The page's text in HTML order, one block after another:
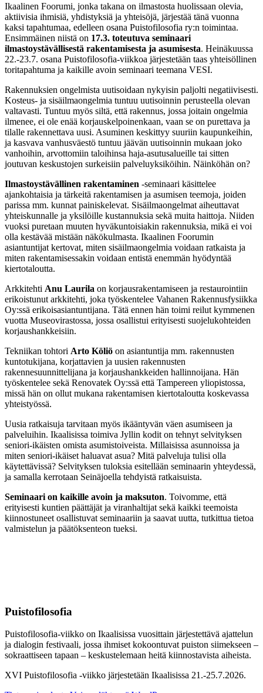
Ikaalinen Foorumi, jonka takana on ilmastosta huolissaan olevia,
aktiivisia ihmisiä, yhdistyksiä ja yhteisöjä, järjestää tänä vuonna
kaksi tapahtumaa, edelleen osana Puistofilosofia ry:n toimintaa.
Ensimmäinen niistä on 17.3. toteutuva seminaari
ilmastoystävällisestä rakentamisesta ja asumisesta. Heinäkuussa
22.-23.7. osana Puistofilosofia-viikkoa järjestetään taas yhteisöllinen
toritapahtuma ja kaikille avoin seminaari teemana VESI.
Rakennuksien ongelmista uutisoidaan nykyisin paljolti negatiivisesti.
Kosteus- ja sisäilmaongelmia tuntuu uutisoinnin perusteella olevan
valtavasti. Tuntuu myös siltä, että rakennus, jossa joitain ongelmia
ilmenee, ei ole enää korjauskelpoinenkaan, vaan se on purettava ja
tilalle rakennettava uusi. Asuminen keskittyy suuriin kaupunkeihin,
ja kasvava vanhusväestö tuntuu jäävän uutisoinnin mukaan joko
vanhoihin, arvottomiin taloihinsa haja-asutusalueille tai sitten
joutuvan keskustojen surkeisiin palveluyksiköihin. Näinköhän on?
Ilmastoystävällinen rakentaminen -seminaari käsittelee
ajankohtaisia ja tärkeitä rakentamisen ja asumisen teemoja, joiden
parissa mm. kunnat painiskelevat. Sisäilmaongelmat aiheuttavat
yhteiskunnalle ja yksilöille kustannuksia sekä muita haittoja. Niiden
vuoksi puretaan muuten hyväkuntoisiakin rakennuksia, mikä ei voi
olla kestävää mistään näkökulmasta. Ikaalinen Foorumin
asiantuntijat kertovat, miten sisäilmaongelmia voidaan ratkaista ja
miten rakentamisessakin voidaan entistä enemmän hyödyntää
kiertotaloutta.
Arkkitehti Anu Laurila on korjausrakentamiseen ja restaurointiin
erikoistunut arkkitehti, joka työskentelee Vahanen Rakennusfysiikka
Oy:ssä erikoisasiantuntijana. Tätä ennen hän toimi reilut kymmenen
vuotta Museovirastossa, jossa osallistui erityisesti suojelukohteiden
korjaushankkeisiin.
Tekniikan tohtori Arto Köliö on asiantuntija mm. rakennusten
kuntotukijana, korjattavien ja uusien rakennusten
rakennesuunnittelijana ja korjaushankkeiden hallinnoijana. Hän
työskentelee sekä Renovatek Oy:ssä että Tampereen yliopistossa,
missä hän on ollut mukana rakentamisen kiertotaloutta koskevassa
yhteistyössä.
Uusia ratkaisuja tarvitaan myös ikääntyvän väen asumiseen ja
palveluihin. Ikaalisissa toimiva Jyllin kodit on tehnyt selvityksen
seniori-ikäisten omista asumistoiveista. Millaisissa asunnoissa ja
miten seniori-ikäiset haluavat asua? Mitä palveluja tulisi olla
käytettävissä? Selvityksen tuloksia esitellään seminaarin yhteydessä,
ja samalla kerrotaan Seinäjoella tehdyistä ratkaisuista.
Seminaari on kaikille avoin ja maksuton. Toivomme, että
erityisesti kuntien päättäjät ja viranhaltijat sekä kaikki teemoista
kiinnostuneet osallistuvat seminaariin ja saavat uutta, tutkittua tietoa
valmistelun ja päätöksenteon tueksi.
Puistofilosofia
Puistofilosofia-viikko on Ikaalisissa vuosittain järjestettävä ajattelun
ja dialogin festivaali, jossa ihmiset kokoontuvat puiston siimekseen –
sokraattiseen tapaan – keskustelemaan heitä kiinnostavista aiheista.
XVI Puistofilosofia -viikko järjestetään Ikaalisissa 21.-25.7.2026.